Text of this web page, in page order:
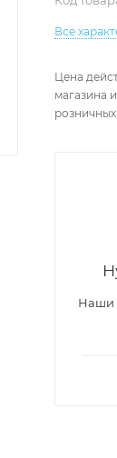
Все
Цена
магазина
Наши